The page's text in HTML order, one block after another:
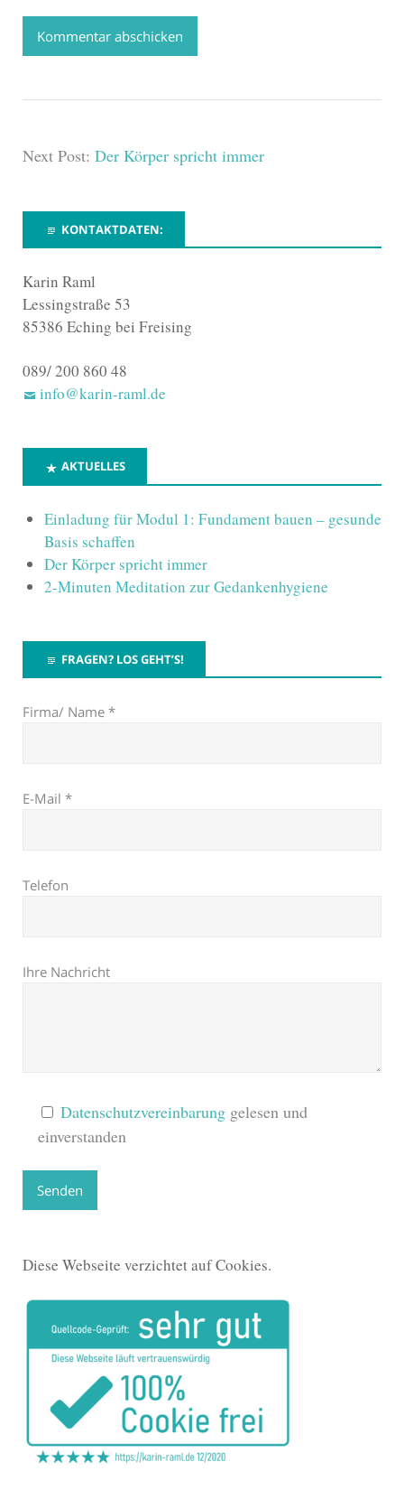
Next Post: Der Körper spricht immer
KONTAKTDATEN:
Karin Raml
Lessingstraße 53
85386 Eching bei Freising
089/ 200 860 48
info@karin-raml.de
AKTUELLES
Einladung für Modul 1: Fundament bauen – gesunde
Basis schaffen
Der Körper spricht immer
2-Minuten Meditation zur Gedankenhygiene
FRAGEN? LOS GEHT’S!
Firma/ Name *
E-Mail *
Telefon
Ihre Nachricht
Datenschutzvereinbarung gelesen und
einverstanden
Diese Webseite verzichtet auf Cookies.